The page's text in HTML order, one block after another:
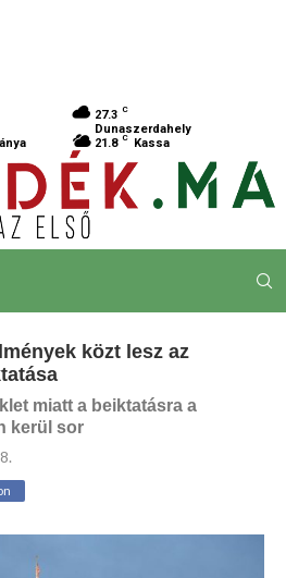
27.3 C
Dunaszerdahely
21.8 C Kassa
közt lesz az
miatt a beiktatásra a
kerül sor